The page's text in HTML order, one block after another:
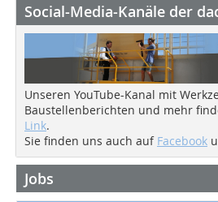
Social-Media-Kanäle der
Unseren YouTube-Kanal mit
Baustellenberichten und mehr
Link.
Sie finden uns auch auf Facebook
Jobs